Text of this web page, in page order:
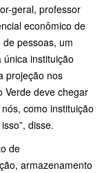
geral, professor
econômico de
pessoas, um
instituição
projeção nos
Verde deve chegar
como instituição
disse.
de
armazenamento